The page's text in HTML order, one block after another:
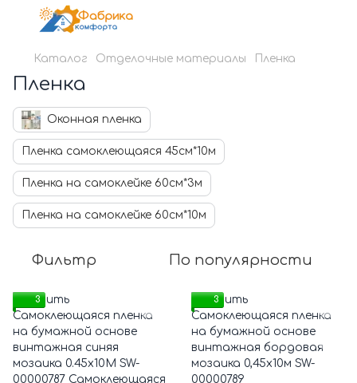
Каталог Отделочные материалы Пленка
Пленка
Оконная пленка
Пленка самоклеющаяся 45см*10м
Пленка на самоклейке 60см*3м
Пленка на самоклейке 60см*10м
Фильтр По популярности
3 3